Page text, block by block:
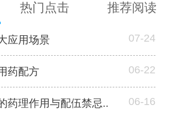
热门点击 推荐阅读
应用场景 07-24
药配方 06-22
药理作用与配伍禁忌.. 06-16